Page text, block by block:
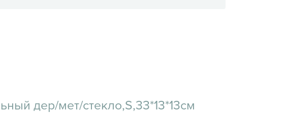
дер/мет/стекло,S,33*13*13см